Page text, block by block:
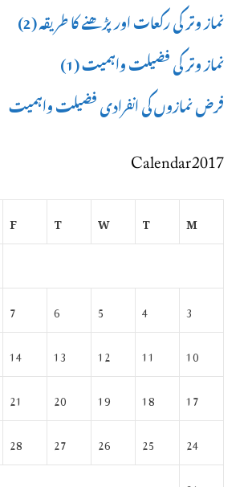
نماز وتر کی رکعات اور پڑھنے کا طریقہ (2)
نماز وتر کی فضیلت واہمیت (1)
فرض نمازوں کی انفرادی فضیلت واہمیت
Calendar 2017
M
T
W
T
F
3
4
5
6
7
10
11
12
13
14
17
18
19
20
21
24
25
26
27
28